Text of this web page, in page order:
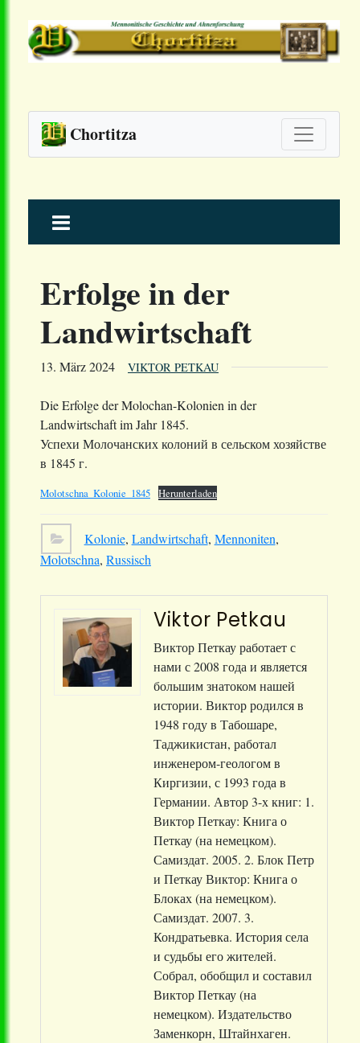
Chortitza
to
Erfolge in der
Landwirtschaft
13. März 2024 VIKTOR PETKAU
Die Erfolge der Molochan-Kolonien in der
Landwirtschaft im Jahr 1845.
Успехи Молочанских колоний в сельском хозяйстве
в 1845 г.
Molotschna_Kolonie_1845 Herunterladen
Kolonie, Landwirtschaft, Mennoniten,
Molotschna, Russisch
Viktor Petkau
Виктор Петкау работает с
нами с 2008 года и является
большим знатоком нашей
истории. Виктор родился в
1948 году в Табошаре,
Таджикистан, работал
инженером-геологом в
Киргизии, с 1993 года в
Германии. Автор 3-х книг: 1.
Виктор Петкау: Книга о
Петкау (на немецком).
Самиздат. 2005. 2. Блок Петр
и Петкау Виктор: Книга о
Блоках (на немецком).
Самиздат. 2007. 3.
Кондратьевка. История села
и судьбы его жителей.
Собрал, обобщил и составил
Виктор Петкау (на
немецком). Издательство
Заменкорн, Штайнхаген.